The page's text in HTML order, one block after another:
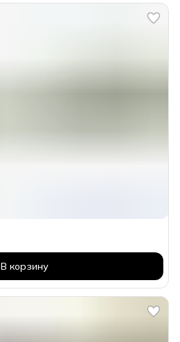
В корзину